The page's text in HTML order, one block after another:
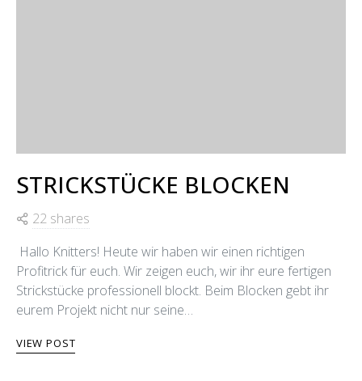
STRICKSTÜCKE BLOCKEN
22 shares
Hallo Knitters! Heute wir haben wir einen richtigen
Profitrick für euch. Wir zeigen euch, wir ihr eure fertigen
Strickstücke professionell blockt. Beim Blocken gebt ihr
eurem Projekt nicht nur seine…
VIEW POST